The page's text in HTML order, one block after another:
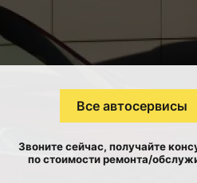
Все автосервисы
Звоните сейчас, получайте
по стоимости ремонта/